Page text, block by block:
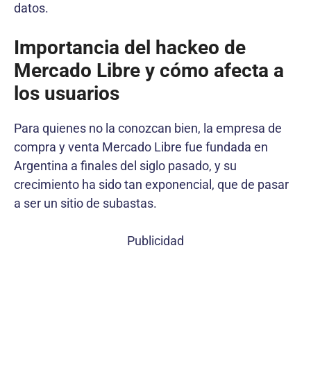
datos.
Importancia del hackeo de
Mercado Libre y cómo afecta a
los usuarios
Para quienes no la conozcan bien, la empresa de
compra y venta Mercado Libre fue fundada en
Argentina a finales del siglo pasado, y su
crecimiento ha sido tan exponencial, que de pasar
a ser un sitio de subastas.
Publicidad